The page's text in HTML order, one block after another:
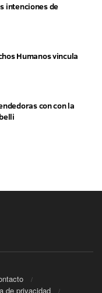
intenciones de
Humanos vincula
con con la
de privacidad